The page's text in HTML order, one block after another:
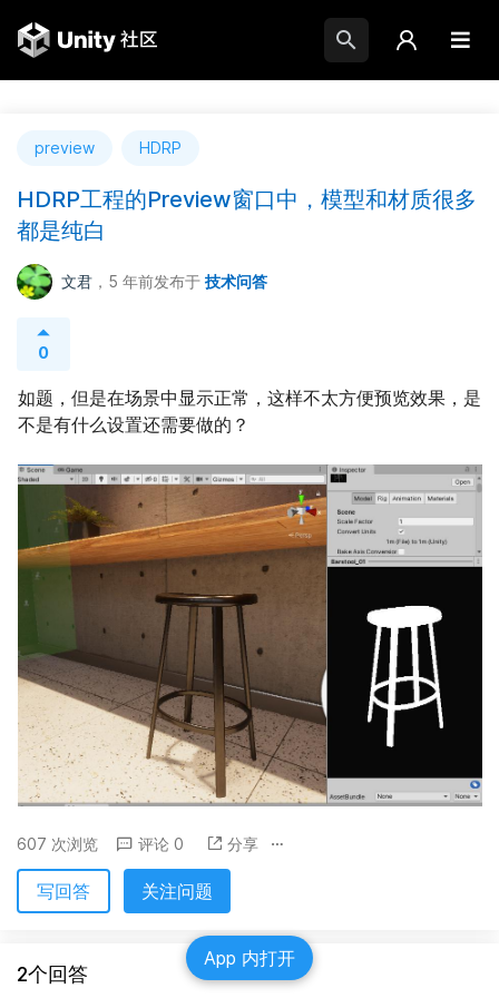
preview HDRP
HDRP工程的Preview窗口中，模型和材质很多
都是纯白
文君 ，5 年前发布于 技术问答
0
如题，但是在场景中显示正常，这样不太方便预览效果，是
不是有什么设置还需要做的？
607 次浏览 评论 0 分享
写回答 关注问题
2个回答
App 内打开